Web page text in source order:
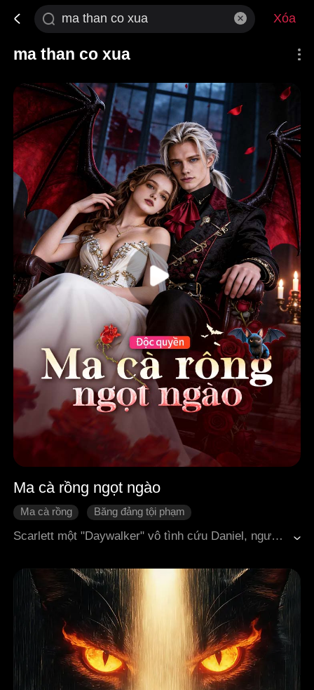
Xóa
ma than co xua
Ma cà rồng ngọt ngào
Ma cà rồng
Băng đảng tội phạm
Che giấu thân phận
Phản bội
Tình yêu đích thực
Siêu năng lực
Scarlett một "Daywalker" vô tình cứu Daniel, người vừa là lãnh chúa ma cà rồng vừa là ông trùm mafia. Do dòng máu đặc biệt, Scarlett bị các thế lực ma cà rồng truy sát. Đúng lúc nguy cấp, Daniel xuất hiện và cứu cô. Tuy nhiên, vì những ký ức tổn thương thời thơ ấu của Scarlett, Daniel buộc phải che giấu thân phận ma cà rồng của mình. Trong sự bảo vệ vừa bá đạo vừa nuông chiều của anh, Scarlett dần dần rung động và yêu anh. Nhưng đúng lúc đó, vị hôn thê của Daniel, Zoe bất ngờ xuất hiện và tàn nhẫn vạch trần thân phận ma cà rồng của anh.